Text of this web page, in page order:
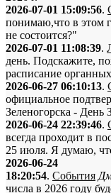
2026-07-01 15:09:56.
понимаю,что в этом
не состоится?"
2026-07-01 11:08:39.
день. Подскажите,
расписание
2026-06-27 06:10:13.
официальное
Зеленогорска - День
2026-06-24 22:39:46.
всегда проходит в
25 июля. Я думаю,
2026-06-24
18:20:54. События
числа в 2026 году